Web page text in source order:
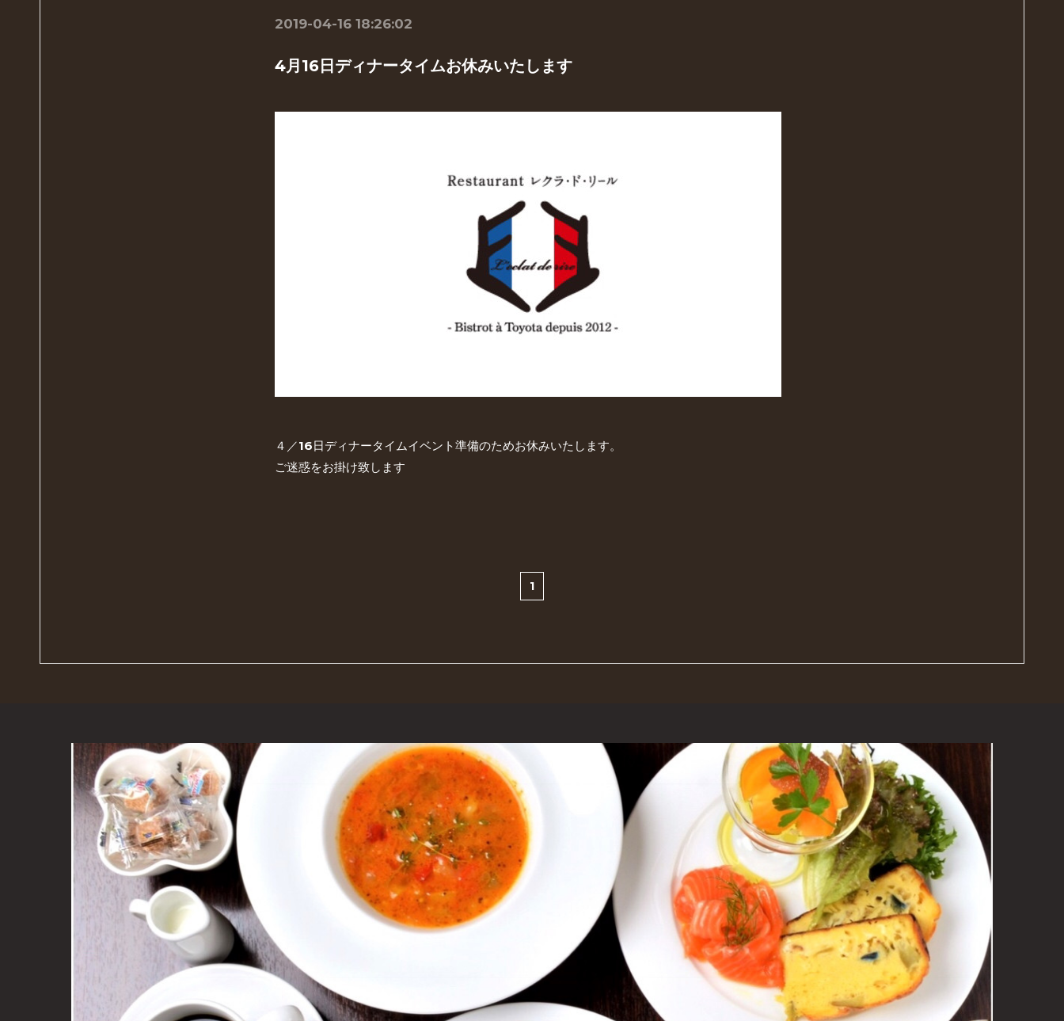
2019-04-16 18:26:02
4月16日ディナータイムお休みいたします
４／16日ディナータイムイベント準備のためお休みいたします。
ご迷惑をお掛け致します
1